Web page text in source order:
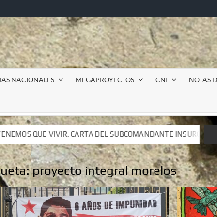
NACIONALES MEGAPROYECTOS CNI NOTAS
INSURGENTE MOISÉS A LUIS DE TAVIRA
INSURGENTE MOISÉS A LUIS DE TAVIRA
proyecto integral morelos